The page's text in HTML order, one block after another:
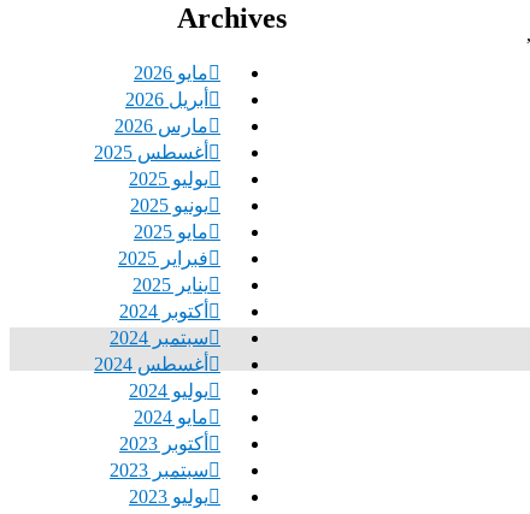
Archives
مايو 2026
أبريل 2026
مارس 2026
أغسطس 2025
يوليو 2025
يونيو 2025
مايو 2025
فبراير 2025
يناير 2025
أكتوبر 2024
سبتمبر 2024
أغسطس 2024
يوليو 2024
مايو 2024
أكتوبر 2023
سبتمبر 2023
يوليو 2023